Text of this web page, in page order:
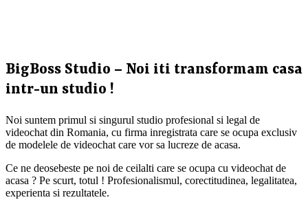
BigBoss Studio – Noi iti transformam casa
intr-un studio !
Noi suntem primul si singurul studio profesional si legal de
videochat din Romania, cu firma inregistrata care se ocupa exclusiv
de modelele de videochat care vor sa lucreze de acasa.
Ce ne deosebeste pe noi de ceilalti care se ocupa cu videochat de
acasa ? Pe scurt, totul ! Profesionalismul, corectitudinea, legalitatea,
experienta si rezultatele.